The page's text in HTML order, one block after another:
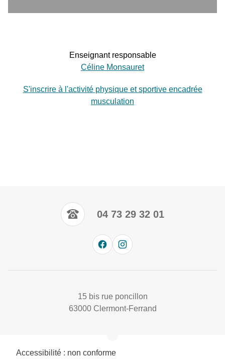
Enseignant responsable
Céline Monsauret
S'inscrire à l'activité physique et sportive encadrée
musculation
04 73 29 32 01
15 bis rue poncillon
63000 Clermont-Ferrand
Accessibilité : non conforme